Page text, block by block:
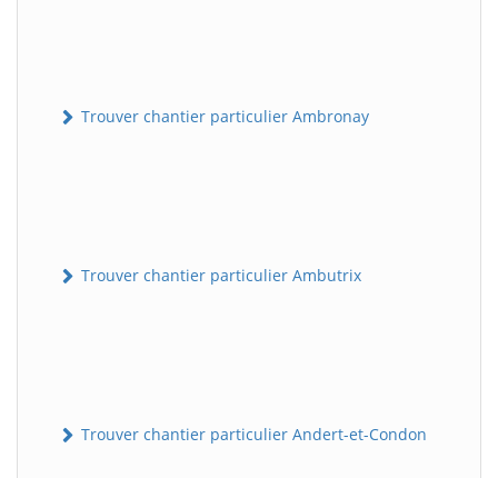
Trouver chantier particulier Ambronay
Trouver chantier particulier Ambutrix
Trouver chantier particulier Andert-et-Condon